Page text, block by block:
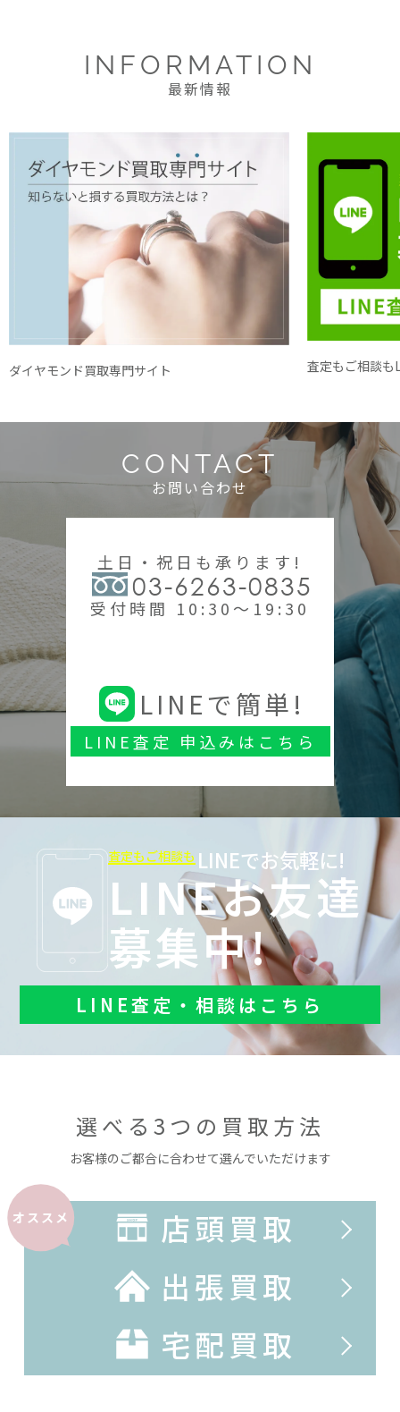
INFORMATION
最新情報
ダイヤモンド買取専門サイト 査定もご相談も
CONTACT
お問い合わせ
土日・祝日も承ります!
03-6263-0835
受付時間 10:30～19:30
LINEで簡単!
LINE査定 申込みはこちら
査定もご相談も LINEでお気軽に!
LINEお友達
募集中!
LINE査定・相談はこちら
選べる3つの買取方法
お客様のご都合に合わせて選んでいただけます
オススメ
店頭買取
出張買取
宅配買取